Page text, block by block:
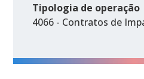
Tipologia de operação
4066 - Contratos de